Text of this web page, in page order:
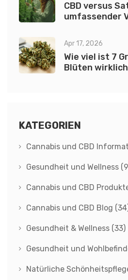
CBD versus
umfassender
Apr 17, 2026
Wie viel ist 7
Blüten
KATEGORIEN
Cannabis und CBD
Gesundheit und Wellness
Cannabis und CBD
Cannabis und CBD Blog
Gesundheit & Wellness (33)
Gesundheit und
Natürliche